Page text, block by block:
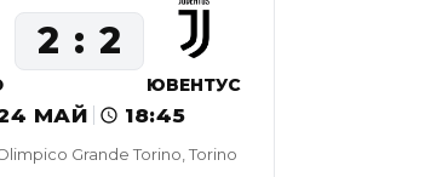
Grande Torino, Torino
МАЙ 18:45
2 2
ЮВЕНТУС